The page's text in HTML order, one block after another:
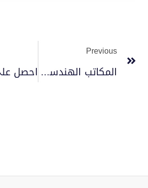
Previous
المكاتب الهندسية المعتمدة بالسعودية